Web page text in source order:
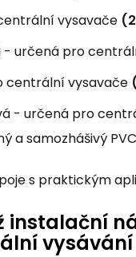
vysavače
- určená pro
centrální vysavače
- určená pro
a samozhášivý
s praktickým
instalační
vysávání